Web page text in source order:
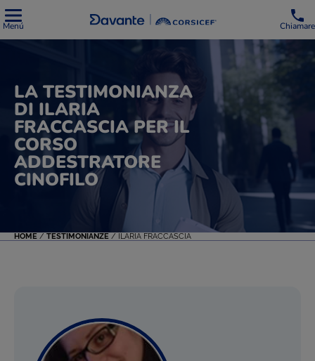
Menú Chiamare
LA TESTIMONIANZA
DI ILARIA
FRACCASCIA PER IL
CORSO
ADDESTRATORE
CINOFILO
HOME / TESTIMONIANZE / ILARIA FRACCASCIA